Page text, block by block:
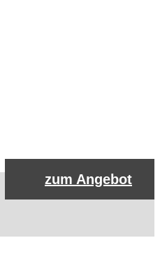
zum Angebot